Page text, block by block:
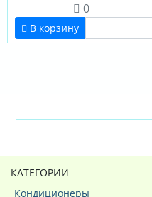
0
В корзину
КАТЕГОРИИ
Кондиционеры